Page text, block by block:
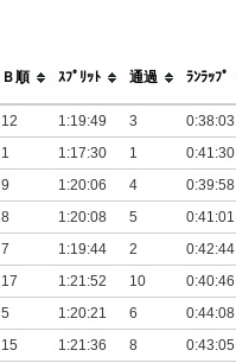
Ｂ順 ｽﾌﾟﾘｯﾄ 通過 ﾗﾝﾗｯﾌﾟ
12 1:19:49 3 0:38:03
1 1:17:30 1 0:41:30
9 1:20:06 4 0:39:58
8 1:20:08 5 0:41:01
7 1:19:44 2 0:42:44
17 1:21:52 10 0:40:46
5 1:20:21 6 0:44:08
15 1:21:36 8 0:43:05